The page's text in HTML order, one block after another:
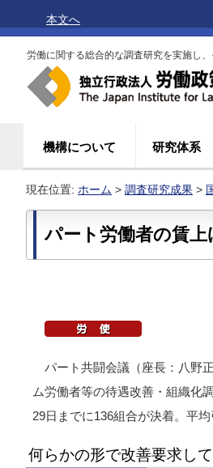
本文へ
労働に関する総合的な調査研究を実施し
機構について 研究体系
現在位置: ホーム > 調査研究成果 >
パート労働者の賃
パート共闘会議（座長：八野
ム労働者等の待遇改善・組織化
29日までに136組合が決着。平
何らかの形で改善要求し